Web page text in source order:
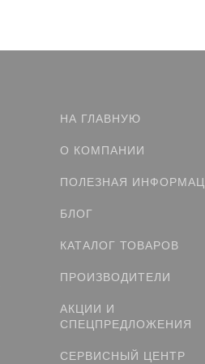
НА ГЛАВНУЮ
О КОМПАНИИ
ПОЛЕЗНАЯ
БЛОГ
КАТАЛОГ ТОВАРОВ
ПРОИЗВОДИТЕЛИ
АКЦИИ И
СПЕЦПРЕДЛОЖЕНИЯ
СЕРВИСНЫЙ ЦЕНТР